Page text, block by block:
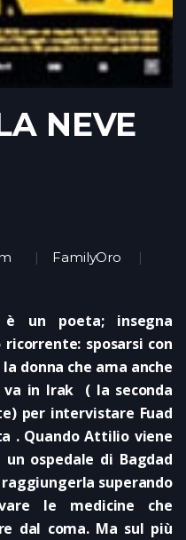
NEVE
FamilyOro
un poeta; insegna
sposarsi con
donna che ama anche
va in Irak ( la seconda
per intervistare Fuad
. Quando Attilio viene
ospedale di Bagdad
superando
le medicine che
dal coma. Ma sul più